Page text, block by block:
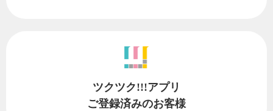
ツクツク!!!アプリ
ご登録済みのお客様